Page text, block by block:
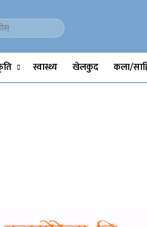
Social, Media, Sports, Youth, Model
स्वास्थ्य खेलकुद कला/